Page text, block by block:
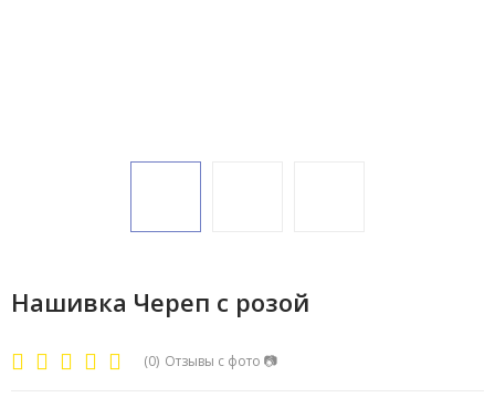
Нашивка Череп с розой
(0) Отзывы с фото 📷